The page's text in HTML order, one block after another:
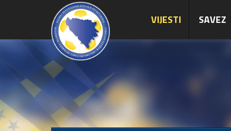
VIJESTI SAVEZ